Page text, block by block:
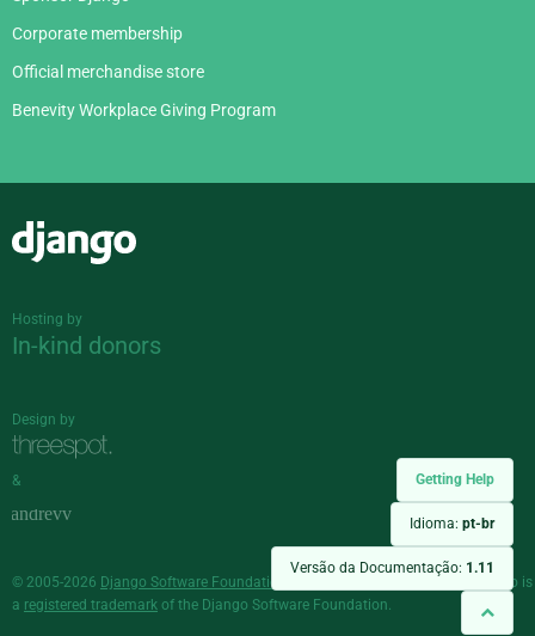
Getting Help
Idioma: pt-br
Versão da Documentação: 1.11
Corporate membership
Official merchandise store
Benevity Workplace Giving Program
Hosting by
In-kind donors
Design by
&
© 2005-2026 Django Software Foundation
and individual contributors. Django is
a registered trademark of the Django Software Foundation.